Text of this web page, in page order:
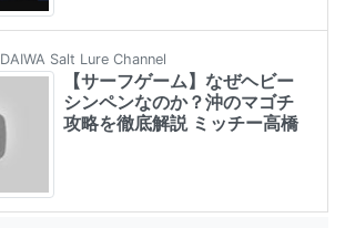
DAIWA Salt Lure Channel
【サーフゲーム】なぜヘビー
シンペンなのか？沖のマゴチ
攻略を徹底解説 ミッチー高橋